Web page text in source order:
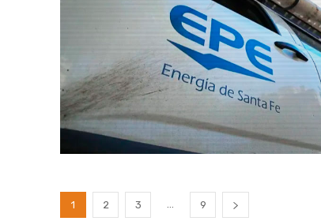
1 2 3 9